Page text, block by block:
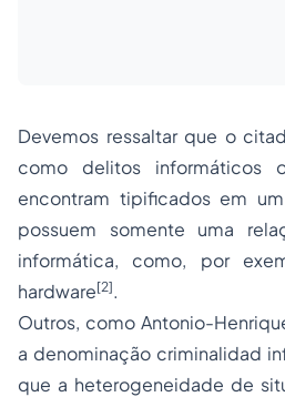
Devemos ressaltar que o
como delitos informáticos
encontram tipificados em
possuem somente uma
informática, como, por
hardware[2].
Outros, como Antonio-
a denominação criminalidad
que a heterogeneidade de